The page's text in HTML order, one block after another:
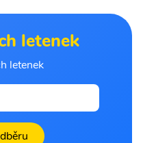
letenek
letenek